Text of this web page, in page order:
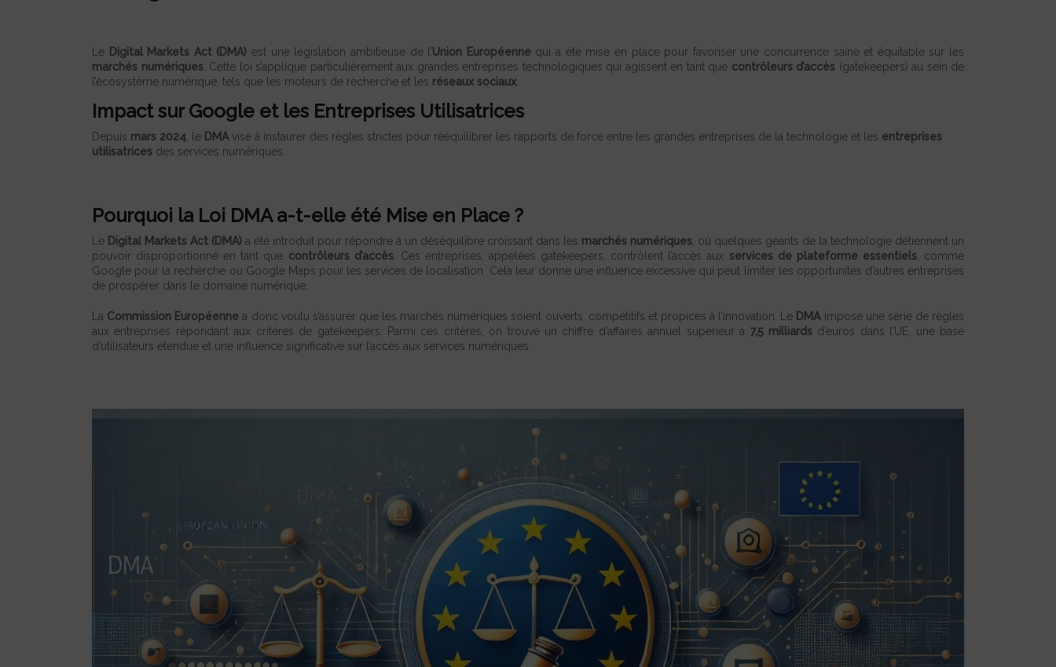
Le Digital Markets Act (DMA) est une législation ambitieuse de l’Union Européennequi a été mise en place pour favoriser une concurrence saine et équitable sur les
marchés numériques. Cette loi s’applique particulièrement aux grandes entreprises technologiques qui agissent en tant que contrôleurs d’accès (gatekeepers) au sein de
l’écosystème numérique, tels que les moteurs de recherche et les réseaux sociaux.
Impact sur Google et les Entreprises Utilisatrices
Depuis mars 2024, le DMAvise à instaurer des règles strictes pour rééquilibrer les rapports de force entre les grandes entreprises de la technologie et les entreprises
utilisatrices des services numériques.
Pourquoi la Loi DMA a-t-elle été Mise en Place ?
Le Digital Markets Act (DMA) a été introduit pour répondre à un déséquilibre croissant dans les marchés numériques, où quelques géants de la technologie détiennent un
pouvoir disproportionné en tant que contrôleurs d’accès. Ces entreprises, appelées gatekeepers, contrôlent l’accès aux services de plateforme essentiels, comme
Google pour la recherche ou Google Maps pour les services de localisation. Cela leur donne une influence excessive qui peut limiter les opportunités d’autres entreprises
de prospérer dans le domaine numérique.
La Commission Européenne a donc voulu s’assurer que les marchés numériques soient ouverts, compétitifs et propices à l’innovation. Le DMAimpose une série de règles
aux entreprises répondant aux critères de gatekeepers. Parmi ces critères, on trouve un chiffre d’affaires annuel supérieur à 7,5 milliardsd’euros dans l’UE, une base
d’utilisateurs étendue et une influence significative sur l’accès aux services numériques.